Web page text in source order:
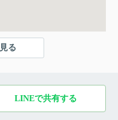
る
LINEで共有する